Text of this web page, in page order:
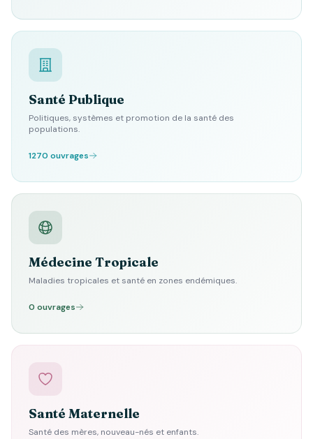
Santé Publique
Politiques, systèmes et promotion de la santé des
populations.
1270 ouvrages
Médecine Tropicale
Maladies tropicales et santé en zones endémiques.
0 ouvrages
Santé Maternelle
Santé des mères, nouveau-nés et enfants.